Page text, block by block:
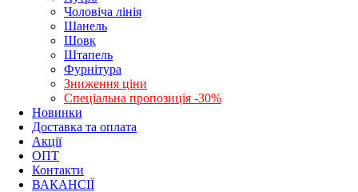
Чоловіча лінія
Шанель
Шовк
Штапель
Фурнітура
Зниження ціни
Спеціальна пропозиція -30%
Новинки
Доставка та оплата
Акції
ОПТ
Контакти
ВАКАНСІЇ